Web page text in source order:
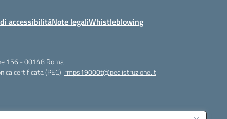
accessibilitàNote legaliWhistleblowing
156 - 00148 Roma
certificata (PEC): rmps19000t@pec.istruzione.it